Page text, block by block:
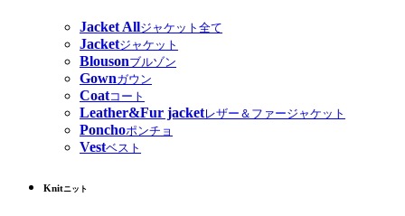
Jacket Allジャケット全て
Jacketジャケット
Blousonブルゾン
Gownガウン
Coatコート
Leather&Fur jacketレザー＆ファージャケット
Ponchoポンチョ
Vestベスト
Knitニット